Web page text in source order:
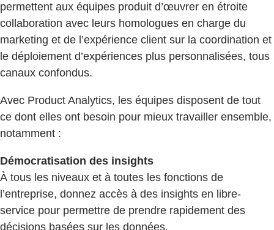
permettent aux équipes produit d’œuvrer en étroite
collaboration avec leurs homologues en charge du
marketing et de l’expérience client sur la coordination et
le déploiement d’expériences plus personnalisées, tous
canaux confondus.
Avec Product Analytics, les équipes disposent de tout
ce dont elles ont besoin pour mieux travailler ensemble,
notamment :
Démocratisation des insights
À tous les niveaux et à toutes les fonctions de
l’entreprise, donnez accès à des insights en libre-
service pour permettre de prendre rapidement des
décisions basées sur les données.